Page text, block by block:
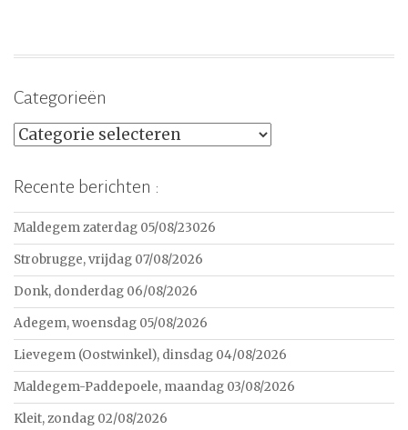
Categorieën
Categorieën
Recente berichten :
Maldegem zaterdag 05/08/23026
Strobrugge, vrijdag 07/08/2026
Donk, donderdag 06/08/2026
Adegem, woensdag 05/08/2026
Lievegem (Oostwinkel), dinsdag 04/08/2026
Maldegem-Paddepoele, maandag 03/08/2026
Kleit, zondag 02/08/2026